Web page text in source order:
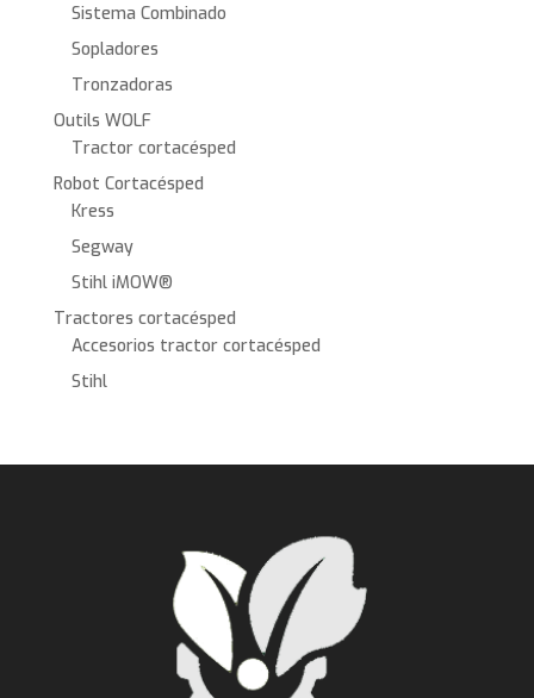
Sistema Combinado
Sopladores
Tronzadoras
Outils WOLF
Tractor cortacésped
Robot Cortacésped
Kress
Segway
Stihl iMOW®
Tractores cortacésped
Accesorios tractor cortacésped
Stihl